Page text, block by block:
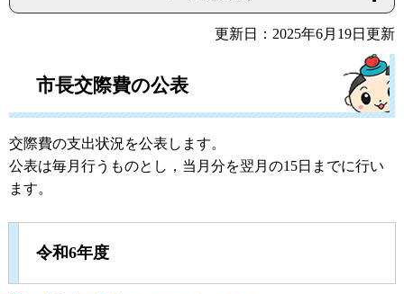
更新日：2025年6月19日更新
市長交際費の公表
交際費の支出状況を公表します。
公表は毎月行うものとし，当月分を翌月の15日までに行い
ます。
令和6年度